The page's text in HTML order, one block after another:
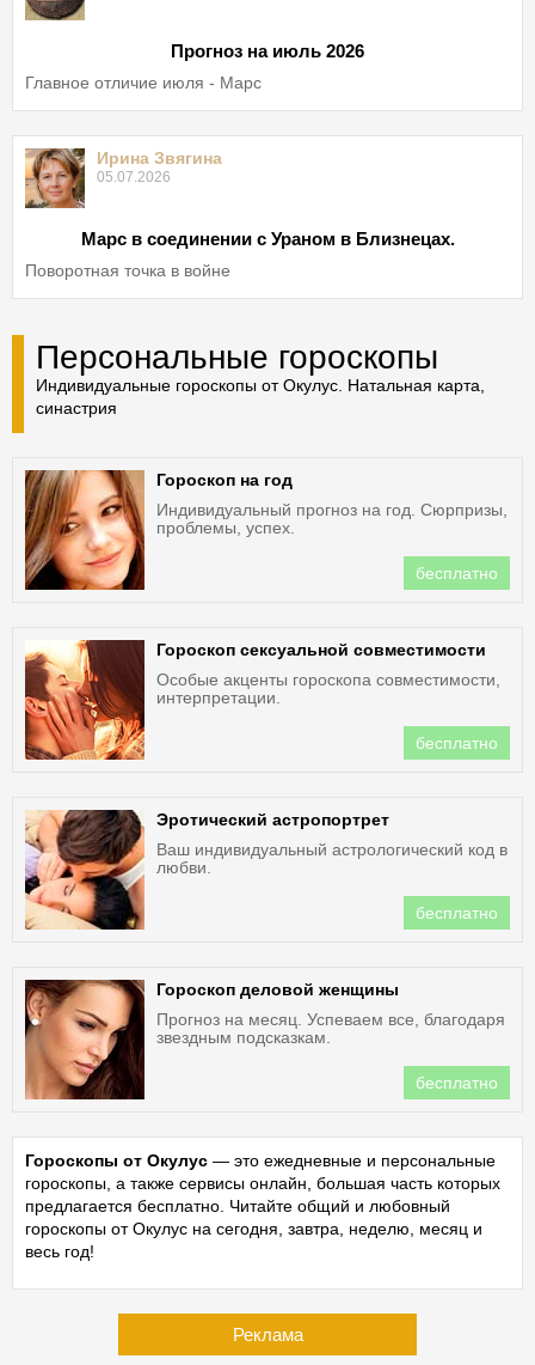
Прогноз на июль 2026
Главное отличие июля - Марс
Ирина Звягина
05.07.2026
Марс в соединении с Ураном в Близнецах.
Поворотная точка в войне
Персональные гороскопы
Индивидуальные гороскопы от Окулус. Натальная карта,
синастрия
Гороскоп на год
Индивидуальный прогноз на год. Сюрпризы,
проблемы, успех.
бесплатно
Гороскоп сексуальной совместимости
Особые акценты гороскопа совместимости,
интерпретации.
бесплатно
Эротический астропортрет
Ваш индивидуальный астрологический код в
любви.
бесплатно
Гороскоп деловой женщины
Прогноз на месяц. Успеваем все, благодаря
звездным подсказкам.
бесплатно
Гороскопы от Окулус — это ежедневные и персональные
гороскопы, а также сервисы онлайн, большая часть которых
предлагается бесплатно. Читайте общий и любовный
гороскопы от Окулус на сегодня, завтра, неделю, месяц и
весь год!
Реклама